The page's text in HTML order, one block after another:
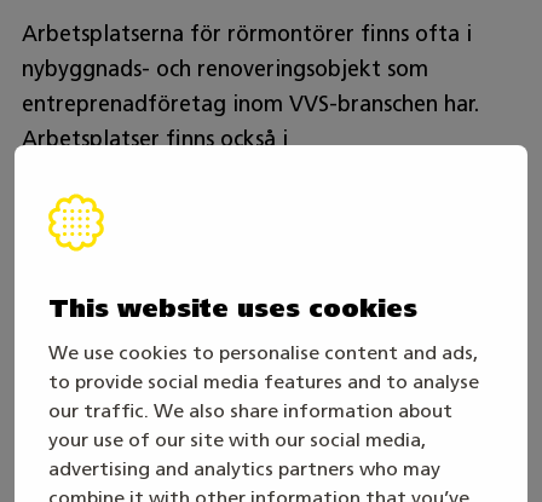
This website uses cookies
We use cookies to personalise content and ads,
to provide social media features and to analyse
our traffic. We also share information about
your use of our site with our social media,
advertising and analytics partners who may
Arbetsplatserna för rörmontörer finns ofta i
nybyggnads- och renoveringsobjekt som
entreprenadföretag inom VVS-branschen har.
Arbetsplatser finns också i
produktindustrin, i kommunala vatten-, avlopps-
och energiverk. Arbete kan finnas i parti- och
vara självständig företagare är ett alternativ.
Arbete finns runt om i Finland.
Arbetstider?
Rörmontörens arbetstider kan variera enligt